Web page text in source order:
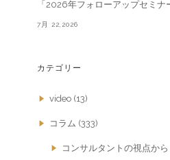
「2026年フォローアップセミ
7月 22,2026
カテゴリー
video (13)
コラム (333)
コンサルタントの視点から